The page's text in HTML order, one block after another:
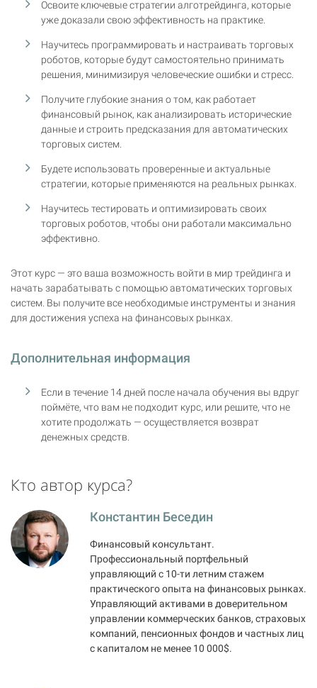
Освоите ключевые стратегии алготрейдинга, которые
уже доказали свою эффективность на практике.
Научитесь программировать и настраивать торговых
роботов, которые будут самостоятельно принимать
решения, минимизируя человеческие ошибки и стресс.
Получите глубокие знания о том, как работает
финансовый рынок, как анализировать исторические
данные и строить предсказания для автоматических
торговых систем.
Будете использовать проверенные и актуальные
стратегии, которые применяются на реальных рынках.
Научитесь тестировать и оптимизировать своих
торговых роботов, чтобы они работали максимально
эффективно.
Этот курс — это ваша возможность войти в мир трейдинга и
начать зарабатывать с помощью автоматических торговых
систем. Вы получите все необходимые инструменты и знания
для достижения успеха на финансовых рынках.
Дополнительная информация
Если в течение 14 дней после начала обучения вы вдруг
поймёте, что вам не подходит курс, или решите, что не
хотите продолжать — осуществляется возврат
денежных средств.
Кто автор курса?
Константин Беседин
Финансовый консультант.
Профессиональный портфельный
управляющий с 10-ти летним стажем
практического опыта на финансовых рынках.
Управляющий активами в доверительном
управлении коммерческих банков, страховых
компаний, пенсионных фондов и частных лиц
с капиталом не менее 10 000$.